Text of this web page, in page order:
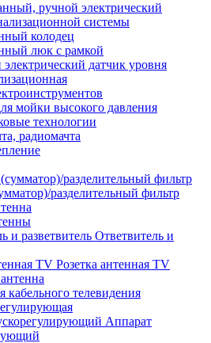
ручной электрический
системы
колодец
люк с рамкой
датчик уровня
мойки высокого давления
технологии
радиомачта
разделительный фильтр
Ответвитель и
Розетка антенная TV
кабельного телевидения
Аппарат